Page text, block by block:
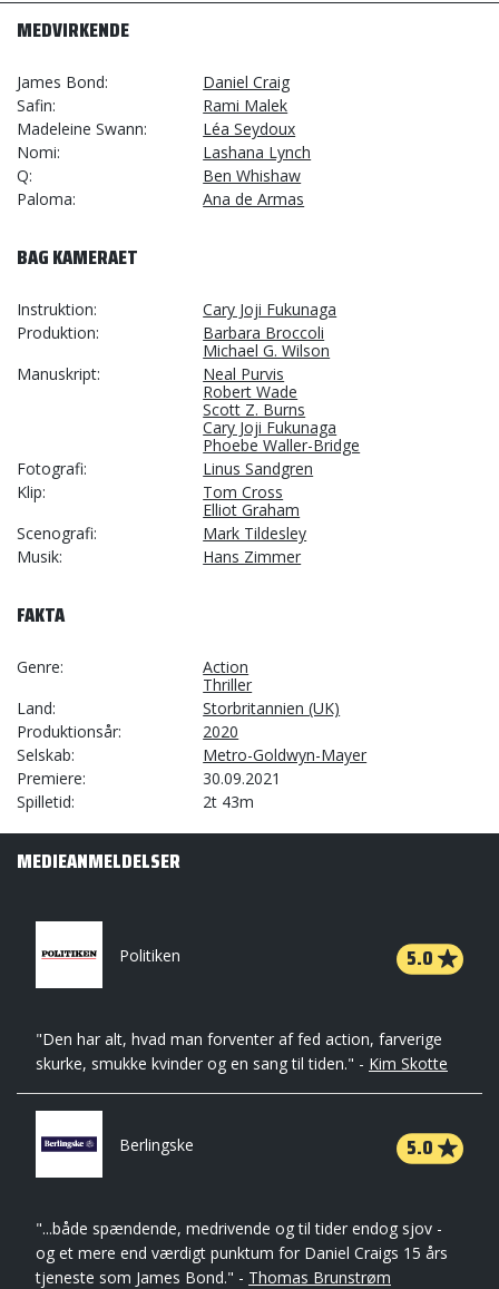
MEDVIRKENDE
James Bond
Daniel Craig
Safin
Rami Malek
Madeleine Swann
Léa Seydoux
Nomi
Lashana Lynch
Q
Ben Whishaw
Paloma
Ana de Armas
BAG KAMERAET
Instruktion
Cary Joji Fukunaga
Produktion
Barbara Broccoli
Michael G. Wilson
Manuskript
Neal Purvis
Robert Wade
Scott Z. Burns
Cary Joji Fukunaga
Phoebe Waller-Bridge
Fotografi
Linus Sandgren
Klip
Tom Cross
Elliot Graham
Scenografi
Mark Tildesley
Musik
Hans Zimmer
FAKTA
Genre
Action
Thriller
Land
Storbritannien (UK)
Produktionsår
2020
Selskab
Metro-Goldwyn-Mayer
Premiere
30.09.2021
Spilletid
2t 43m
MEDIEANMELDELSER
Politiken 5.0
"Den har alt, hvad man forventer af fed action, farverige
skurke, smukke kvinder og en sang til tiden." - Kim Skotte
Berlingske 5.0
"...både spændende, medrivende og til tider endog sjov -
og et mere end værdigt punktum for Daniel Craigs 15 års
tjeneste som James Bond." - Thomas Brunstrøm